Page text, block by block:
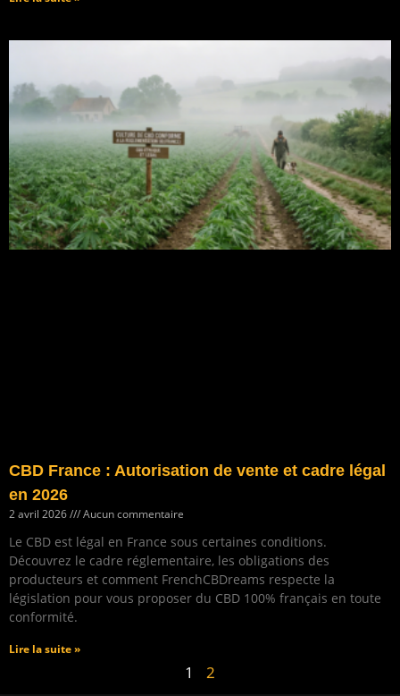
CBD France : Autorisation de vente et cadre légal
en 2026
2 avril 2026 Aucun commentaire
Le CBD est légal en France sous certaines conditions.
Découvrez le cadre réglementaire, les obligations des
producteurs et comment FrenchCBDreams respecte la
législation pour vous proposer du CBD 100% français en toute
conformité.
Lire la suite »
1 2